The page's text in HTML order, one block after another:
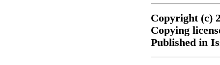
Copyright (c)
Copying
Published in